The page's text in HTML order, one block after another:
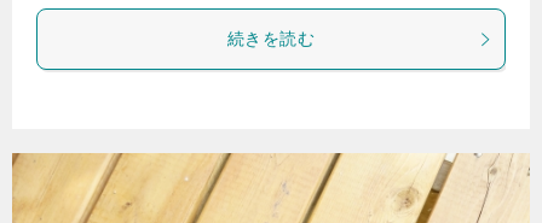
続きを読む